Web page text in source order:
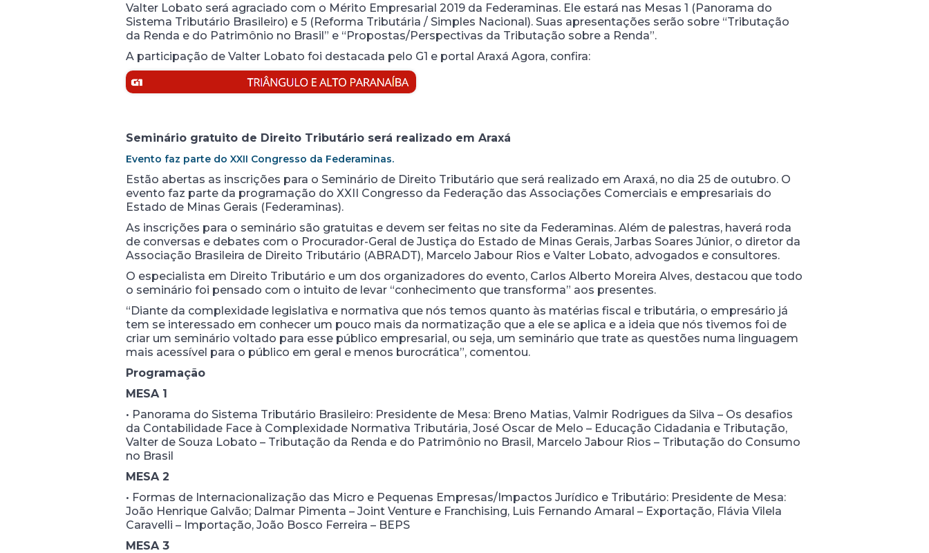
Valter Lobato será agraciado com o Mérito Empresarial 2019 da Federaminas. Ele estará nas Mesas 1 (Panorama do
Sistema Tributário Brasileiro) e 5 (Reforma Tributária / Simples Nacional). Suas apresentações serão sobre “Tributação
da Renda e do Patrimônio no Brasil” e “Propostas/Perspectivas da Tributação sobre a Renda”.
A participação de Valter Lobato foi destacada pelo G1 e portal Araxá Agora, confira:
Seminário gratuito de Direito Tributário será realizado em Araxá
Evento faz parte do XXII Congresso da Federaminas.
Estão abertas as inscrições para o Seminário de Direito Tributário que será realizado em Araxá, no dia 25 de outubro. O
evento faz parte da programação do XXII Congresso da Federação das Associações Comerciais e empresariais do
Estado de Minas Gerais (Federaminas).
As inscrições para o seminário são gratuitas e devem ser feitas no site da Federaminas. Além de palestras, haverá roda
de conversas e debates com o Procurador-Geral de Justiça do Estado de Minas Gerais, Jarbas Soares Júnior, o diretor da
Associação Brasileira de Direito Tributário (ABRADT), Marcelo Jabour Rios e Valter Lobato, advogados e consultores.
O especialista em Direito Tributário e um dos organizadores do evento, Carlos Alberto Moreira Alves, destacou que todo
o seminário foi pensado com o intuito de levar “conhecimento que transforma” aos presentes.
“Diante da complexidade legislativa e normativa que nós temos quanto às matérias fiscal e tributária, o empresário já
tem se interessado em conhecer um pouco mais da normatização que a ele se aplica e a ideia que nós tivemos foi de
criar um seminário voltado para esse público empresarial, ou seja, um seminário que trate as questões numa linguagem
mais acessível para o público em geral e menos burocrática”, comentou.
Programação
MESA 1
• Panorama do Sistema Tributário Brasileiro: Presidente de Mesa: Breno Matias, Valmir Rodrigues da Silva – Os desafios
da Contabilidade Face à Complexidade Normativa Tributária, José Oscar de Melo – Educação Cidadania e Tributação,
Valter de Souza Lobato – Tributação da Renda e do Patrimônio no Brasil, Marcelo Jabour Rios – Tributação do Consumo
no Brasil
MESA 2
• Formas de Internacionalização das Micro e Pequenas Empresas/Impactos Jurídico e Tributário: Presidente de Mesa:
João Henrique Galvão; Dalmar Pimenta – Joint Venture e Franchising, Luis Fernando Amaral – Exportação, Flávia Vilela
Caravelli – Importação, João Bosco Ferreira – BEPS
MESA 3